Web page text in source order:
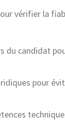
vérifier la
du candidat
pour